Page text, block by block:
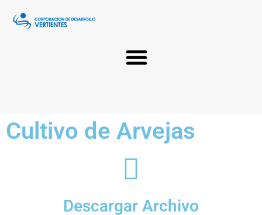
Cultivo de Arvejas
Descargar Archivo